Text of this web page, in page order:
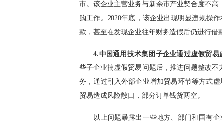
市。该企业主营业务与新余市产业契合度不
购工作。2020年底，该企业出现明显违规操
款，甚至在发现企业往年财务造假后仍进行借
4.中国通用技术集团子企业通过虚假贸
些子企业搞虚假贸易问题后，推进问题整改
务，通过引入外部企业增加贸易环节等方式
贸易造成风险敞口，部分订单钱货两空。
以上问题暴露出一些地方、部门和国有企